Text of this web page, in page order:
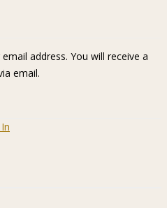
address. You will receive a
email.